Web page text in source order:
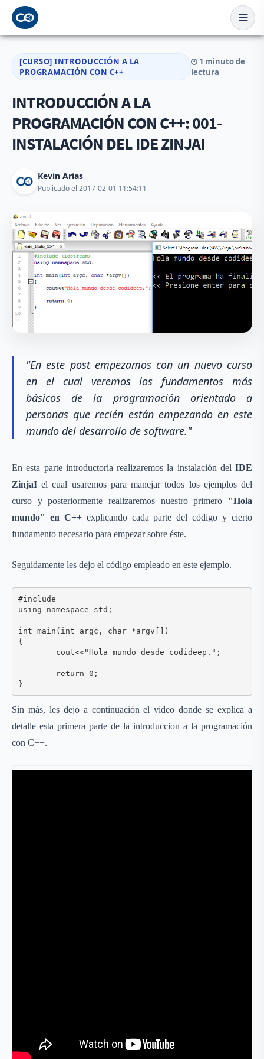
[CURSO] INTRODUCCIÓN A LA
PROGRAMACIÓN CON C++
1 minuto de
lectura
INTRODUCCIÓN A LA
PROGRAMACIÓN CON C++: 001-
INSTALACIÓN DEL IDE ZINJAI
Kevin Arias
Publicado el 2017-02-01 11:54:11
"En este post empezamos con un nuevo curso
en el cual veremos los fundamentos más
básicos de la programación orientado a
personas que recién están empezando en este
mundo del desarrollo de software."
En esta parte introductoria realizaremos la instalación del IDE
ZinjaI el cual usaremos para manejar todos los ejemplos del
curso y posteriormente realizaremos nuestro primero "Hola
mundo" en C++explicando cada parte del código y cierto
fundamento necesario para empezar sobre éste.
Seguidamente les dejo el código empleado en este ejemplo.
#include
using namespace std;
int main(int argc, char *argv[])
{
}
Sin más, les dejo a continuación el video donde se explica a
detalle esta primera parte de la introduccion a la programación
con C++.